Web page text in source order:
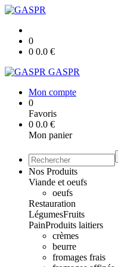
0
0 0.0 €
GASPR
Mon compte
0
Favoris
0 0.0 €
Mon panier
Nos Produits
Viande et oeufs
oeufs
Restauration
LégumesFruits
PainProduits laitiers
crèmes
beurre
fromages frais